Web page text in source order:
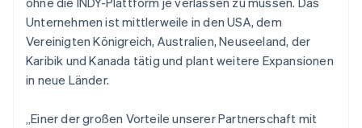
Unternehmen ist mittlerweile in den USA, dem
Vereinigten Königreich, Australien, Neuseeland, der
Karibik und Kanada tätig und plant weitere Expansionen
in neue Länder.
„Einer der großen Vorteile unserer Partnerschaft mit